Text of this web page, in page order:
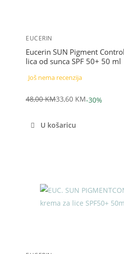
EUCERIN
Eucerin SUN Pigment
lica od sunca SPF 50+ 50 ml
Još nema recenzija
48,00KM
Izvorna
bila
33,60 KM
Trenutna
je:
-30%
U košaricu